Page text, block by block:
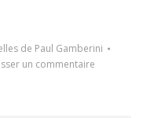
de Paul Gamberini
un commentaire